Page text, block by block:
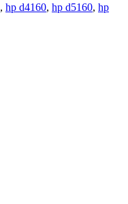
, hp d4160, hp d5160, hp